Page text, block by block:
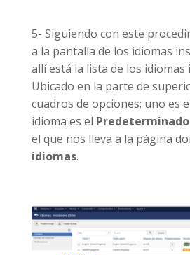
5- Siguiendo con este
a la pantalla de los idiomas
allí está la lista de los idiomas
Ubicado en la parte de
cuadros de opciones: uno es
idioma es el Predeterminado
el que nos lleva a la página
idiomas.